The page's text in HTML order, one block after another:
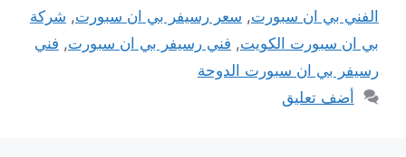
الفني بي ان سبورت, سعر رسيفر بي ان سبورت, شركة
بي ان سبورت الكويت, فني رسيفر بي ان سبورت, فني
رسيفر بي ان سبورت الدوحة
أضف تعليق